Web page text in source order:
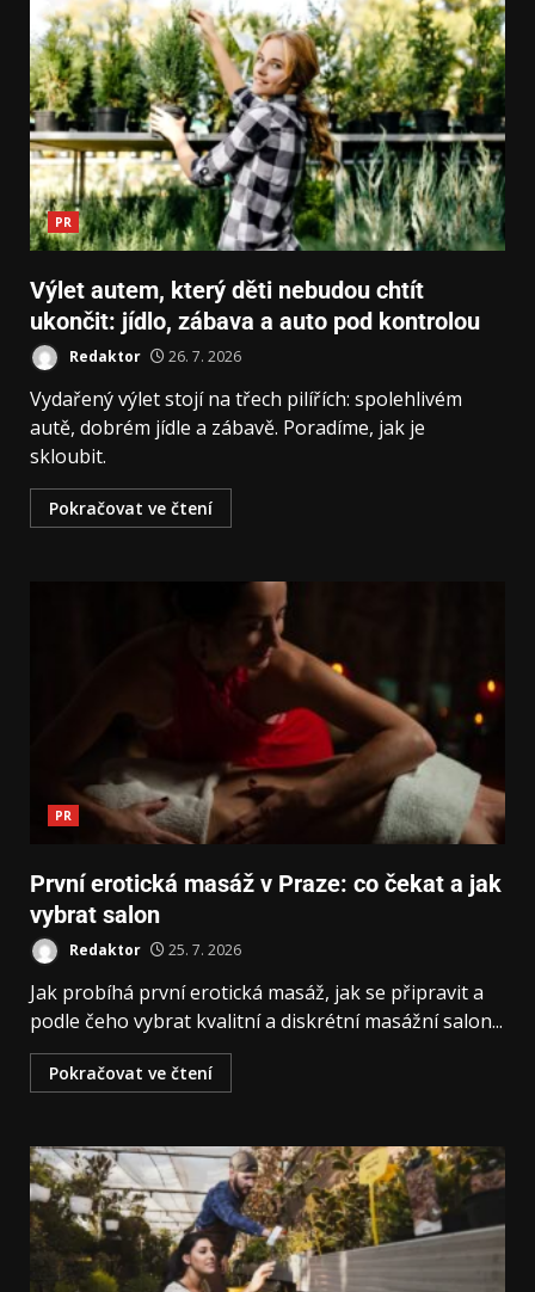
PR
Výlet autem, který děti nebudou chtít
ukončit: jídlo, zábava a auto pod kontrolou
Redaktor 26. 7. 2026
Vydařený výlet stojí na třech pilířích: spolehlivém
autě, dobrém jídle a zábavě. Poradíme, jak je
skloubit.
Pokračovat ve čtení
PR
První erotická masáž v Praze: co čekat a jak
vybrat salon
Redaktor 25. 7. 2026
Jak probíhá první erotická masáž, jak se připravit a
podle čeho vybrat kvalitní a diskrétní masážní salon...
Pokračovat ve čtení